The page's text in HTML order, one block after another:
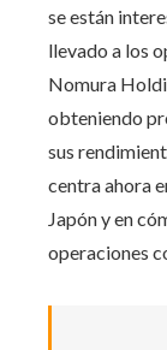
se están
llevado a los
Nomura
obteniendo
sus
centra ahora
Japón y en
operaciones